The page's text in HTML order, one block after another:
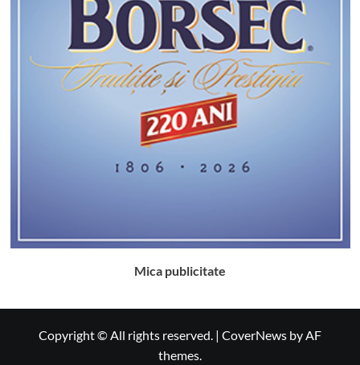
Mica publicitate
Copyright © All rights reserved. | CoverNews by AF
themes.